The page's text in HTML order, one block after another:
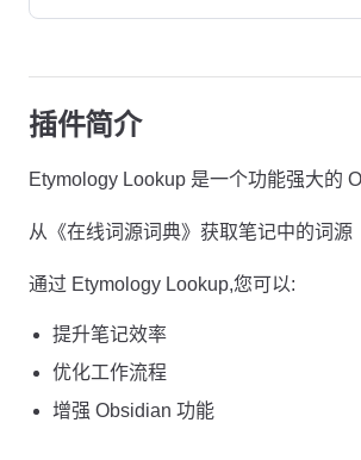
插件简介
Etymology Lookup 是一个功能强大的
从《在线词源词典》获取笔记中的词源
通过 Etymology Lookup,您可以:
提升笔记效率
优化工作流程
增强 Obsidian 功能